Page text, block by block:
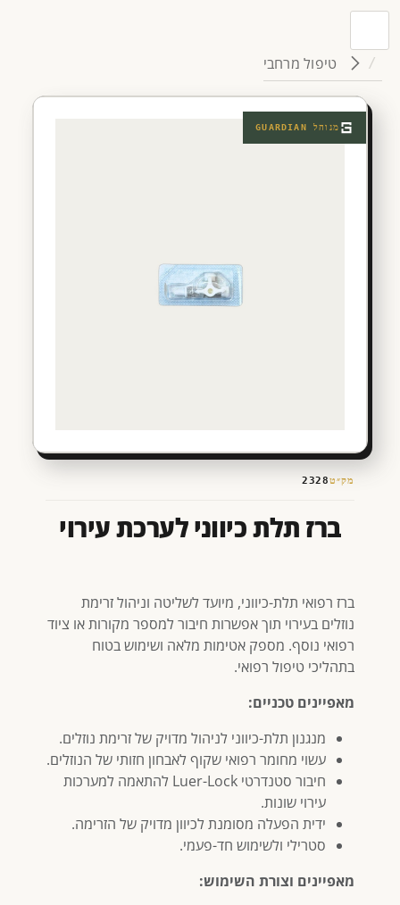
טיפול מרחבי
מנוהל GUARDIAN
מק״ט2328
ברז תלת כיווני לערכת עירוי
ברז רפואי תלת-כיווני, מיועד לשליטה וניהול זרימת
נוזלים בעירוי תוך אפשרות חיבור למספר מקורות או ציוד
רפואי נוסף. מספק אטימות מלאה ושימוש בטוח
בתהליכי טיפול רפואי.
מאפיינים טכניים:
מנגנון תלת-כיווני לניהול מדויק של זרימת נוזלים.
עשוי מחומר רפואי שקוף לאבחון חזותי של הנוזלים.
חיבור סטנדרטי Luer-Lock להתאמה למערכות
עירוי שונות.
ידית הפעלה מסומנת לכיוון מדויק של הזרימה.
סטרילי ולשימוש חד-פעמי.
מאפיינים וצורת השימוש: